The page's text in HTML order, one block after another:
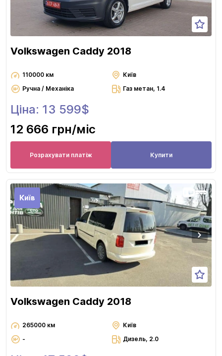
Volkswagen Caddy 2018
110000 км
Київ
Ручна / Механіка
Газ метан, 1.4
Ціна: 13 599$
12 666 грн/міс
Розрахувати платіж Купити
Київ
Volkswagen Caddy 2018
265000 км
Київ
-
Дизель, 2.0